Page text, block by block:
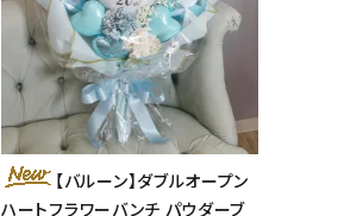
【バルーン】ダブルオープン
ハートフラワーバンチ パウダーブ